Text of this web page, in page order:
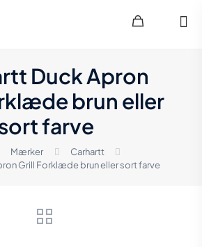
Duck Apron
brun eller
farve
Mærker
Carhartt
Grill Forklæde brun eller sort farve